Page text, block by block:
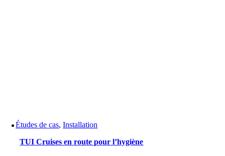
Études de cas,Installation
TUI Cruises en route pour l’hygiène